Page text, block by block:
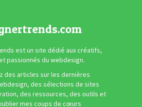
est un site dédié aux créatifs,
passionnés du webdesign.
des articles sur les dernières
des sélections de sites
des ressources, des outils et
mes coups de cœurs